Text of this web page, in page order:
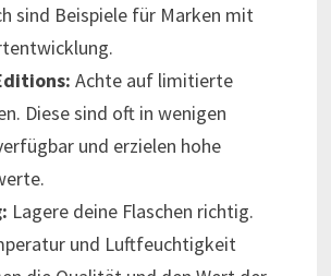
sind Beispiele für Marken mit
Achte auf limitierte
Diese sind oft in wenigen
und erzielen hohe
Lagere deine Flaschen richtig.
und Luftfeuchtigkeit